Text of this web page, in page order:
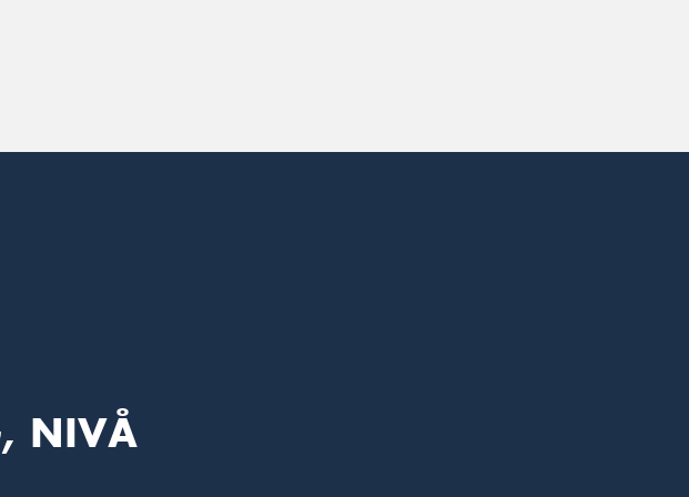
NIVÅ